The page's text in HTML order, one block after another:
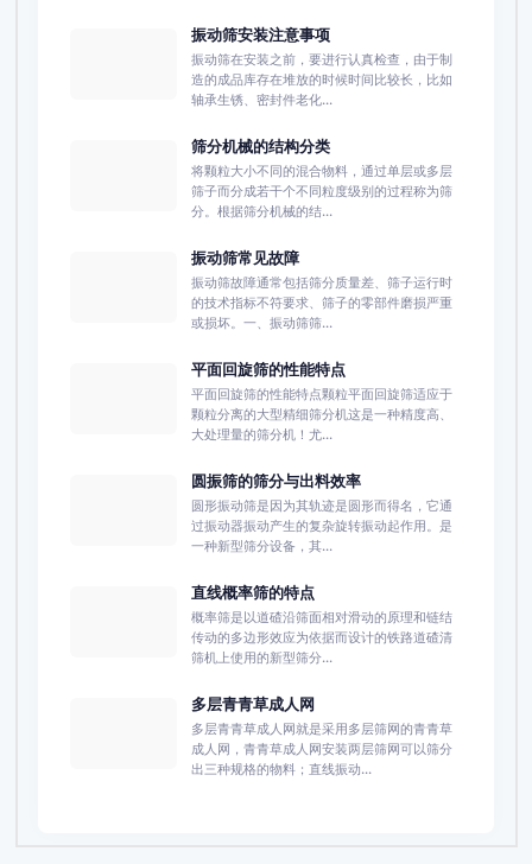
振动筛安装注意事项
振动筛在安装之前，要进行认真检查，由于制
造的成品库存在堆放的时候时间比较长，比如
轴承生锈、密封件老化...
筛分机械的结构分类
将颗粒大小不同的混合物料，通过单层或多层
筛子而分成若干个不同粒度级别的过程称为筛
分。根据筛分机械的结...
振动筛常见故障
振动筛故障通常包括筛分质量差、筛子运行时
的技术指标不符要求、筛子的零部件磨损严重
或损坏。一、振动筛筛...
平面回旋筛的性能特点
平面回旋筛的性能特点颗粒平面回旋筛适应于
颗粒分离的大型精细筛分机这是一种精度高、
大处理量的筛分机！尤...
圆振筛的筛分与出料效率
圆形振动筛是因为其轨迹是圆形而得名，它通
过振动器振动产生的复杂旋转振动起作用。是
一种新型筛分设备，其...
直线概率筛的特点
概率筛是以道碴沿筛面相对滑动的原理和链结
传动的多边形效应为依据而设计的铁路道碴清
筛机上使用的新型筛分...
多层青青草成人网
多层青青草成人网就是采用多层筛网的青青草
成人网，青青草成人网安装两层筛网可以筛分
出三种规格的物料；直线振动...